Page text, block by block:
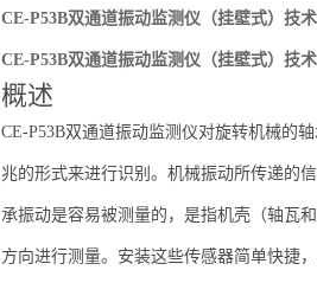
CE-P53B双通道振动监测仪（挂壁式）技
CE-P53B双通道振动监测仪（挂壁式）技
概述
CE-P53B双通道振动监测仪对旋转机械的
兆的形式来进行识别。机械振动所传递的
承振动是容易被测量的，是指机壳（轴瓦
方向进行测量。安装这些传感器简单快捷